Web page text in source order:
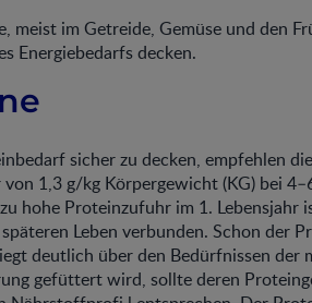
meist im Getreide, Gemüse und den
Energiebedarfs decken.
sicher zu decken, empfehlen
1,3 g/kg Körpergewicht (KG) bei
hohe Proteinzufuhr im 1. Lebensjahr
Leben verbunden. Schon der
deutlich über den Bedürfnissen der
gefüttert wird, sollte deren